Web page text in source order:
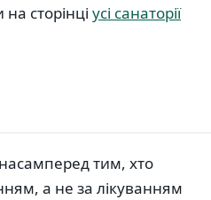
сторінці усі санаторії
тим, хто
а не за лікуванням